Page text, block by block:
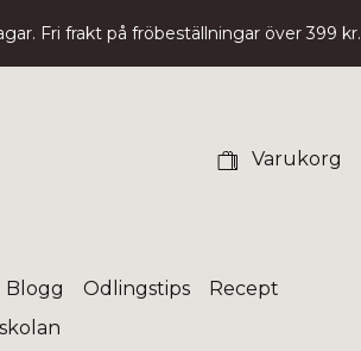
Fri frakt på fröbeställningar över 399 kr.
Varukorg
Blogg Odlingstips
Recept